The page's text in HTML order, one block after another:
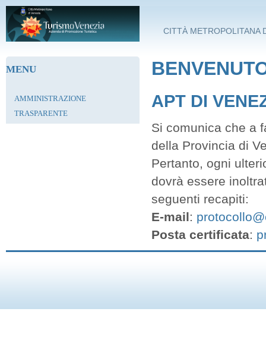
Salta al contenuto principale
CITTÀ METROPOLITANA
MENU
AMMINISTRAZIONE
TRASPARENTE
APT DI
Si comunica che a
della Provincia di
Pertanto, ogni
dovrà essere
seguenti recapiti:
E-mail:
Posta certificata: